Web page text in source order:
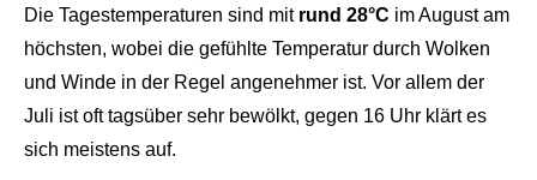
Die Tagestemperaturen sind mit rund 28°C im August am
höchsten, wobei die gefühlte Temperatur durch Wolken
und Winde in der Regel angenehmer ist. Vor allem der
Juli ist oft tagsüber sehr bewölkt, gegen 16 Uhr klärt es
sich meistens auf.